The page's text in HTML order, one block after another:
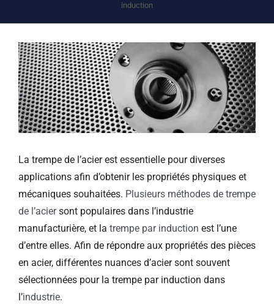
induction
La trempe de l’acier est essentielle pour diverses
applications afin d’obtenir les propriétés physiques et
mécaniques souhaitées. Plusieurs méthodes de trempe
de l’aciersont populaires dans l’industrie
manufacturière, et la trempe par induction est l’une
d’entre elles. Afin de répondre aux propriétés des pièces
en acier, différentes nuances d’acier sont souvent
sélectionnées pour la trempe par induction dans
l’industrie.